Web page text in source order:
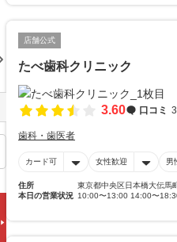
店舗公式
たべ歯科クリニック
3.60 口コミ
歯科・歯医者
カード可 女性歓迎 男
住所
東京都中央区日本橋大伝馬
本日の営業状況 10:00〜13:00 14:00〜